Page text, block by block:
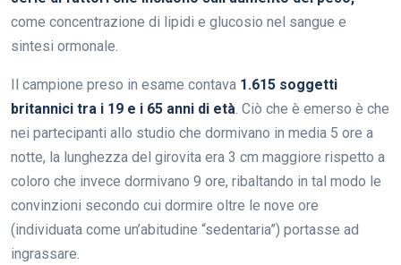
come concentrazione di lipidi e glucosio nel sangue e
sintesi ormonale.
Il campione preso in esame contava 1.615 soggetti
britannici tra i 19 e i 65 anni di età. Ciò che è emerso è che
nei partecipanti allo studio che dormivano in media 5 ore a
notte, la lunghezza del girovita era 3 cm maggiore rispetto a
coloro che invece dormivano 9 ore, ribaltando in tal modo le
convinzioni secondo cui dormire oltre le nove ore
(individuata come un’abitudine “sedentaria”) portasse ad
ingrassare.